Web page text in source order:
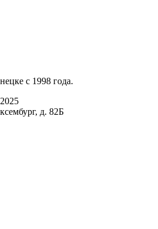
с 1998 года.
д. 82Б